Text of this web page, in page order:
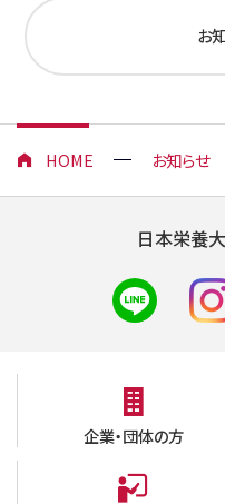
お
HOME お知らせ
日本栄養
企業・団体の方